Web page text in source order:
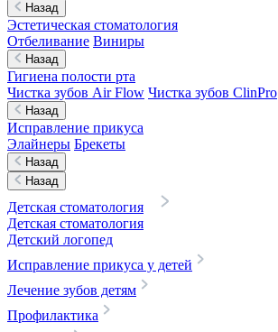
Назад
Эстетическая стоматология
Отбеливание Виниры
Назад
Гигиена полости рта
Чистка зубов Air Flow Чистка зубов ClinPro
Назад
Исправление прикуса
Элайнеры Брекеты
Назад
Назад
Детская стоматология
Детская стоматология
Детский логопед
Исправление прикуса у детей
Лечение зубов детям
Профилактика